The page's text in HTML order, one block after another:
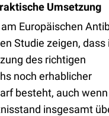
Umsetzung
Europäischen
Studie zeigen, dass
des richtigen
noch erhablicher
besteht, auch
insgesamt